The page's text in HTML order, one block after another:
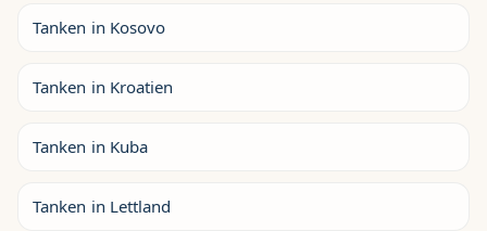
Tanken in Kosovo
Tanken in Kroatien
Tanken in Kuba
Tanken in Lettland